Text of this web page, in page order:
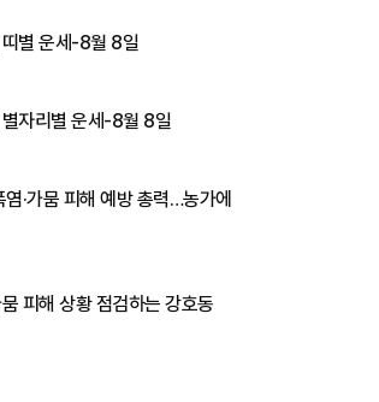
별 운세-8월 8일
자리별 운세-8월 8일
·가뭄 피해 예방 총력…농가에
피해 상황 점검하는 강호동